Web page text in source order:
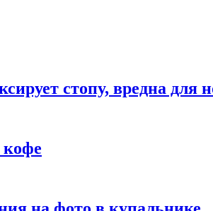
стопу, вредна для
кофе